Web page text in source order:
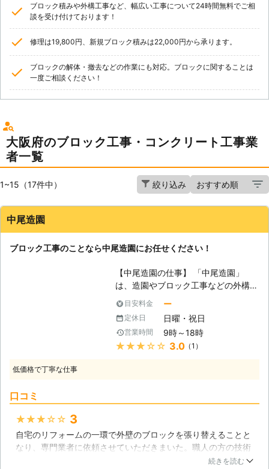
ブロック積みや外構工事など、幅広い工事について24時間無料でご相
談を受け付けております！
修理は19,800円、新規ブロック積みは22,000円から承ります。
ブロックの解体・撤去などの作業にも対応。ブロックに関することは
一度ご相談ください！
大阪府のブロック工事・コンクリート工事業
者一覧
1~15（17件中） 絞り込み
中尾造園
ブロック工事のことなら中尾造園にお任せください！
【中尾造園の仕事】 「中尾造園」
は、造園やブロック工事などの外構の
業務を行っております。外構は住宅そ
のもののイメージを左右するほど大き
な存在ですが、ブロック工事の際にど
こに依頼すれば良いかわからないとい
う方も少なくはないでしょう。ですが
ック工事やエクステリア工事でお困り
でしたら一度当社までご相談くださ
目安料金 ー
定休日 日曜・祝日
営業時間 9時～18時
★★★★★ 3.0（1）
低価格で丁寧な仕事
口コミ
★★★★★ 3
自宅のリフォームの一環で外壁のブロックを張り替えることと
なり、専門業者に依頼させていただきまいた。職人の方の技術
力に定評があるという風に聞いたので、こちらを利用しまし
続きを読む